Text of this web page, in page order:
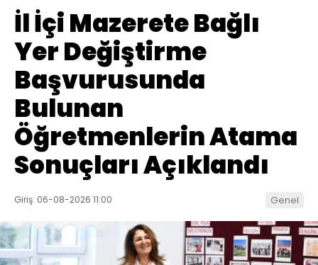
İl İçi Mazerete Bağlı
Yer Değiştirme
Başvurusunda
Bulunan
Öğretmenlerin Atama
Sonuçları Açıklandı
Giriş: 06-08-2026 11:00 Genel